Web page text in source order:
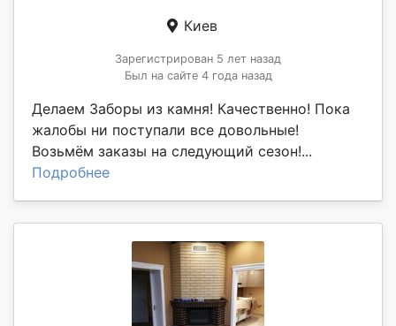
Киев
Зарегистрирован 5 лет назад
Был на сайте 4 года назад
Делаем Заборы из камня! Качественно! Пока
жалобы ни поступали все довольные!
Возьмём заказы на следующий сезон!...
Подробнее